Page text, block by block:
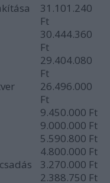
31.101.240
Ft
30.444.360
Ft
29.404.080
Ft
26.496.000
Ft
9.450.000 Ft
9.000.000 Ft
5.590.800 Ft
4.800.000 Ft
3.270.000 Ft
2.388.750 Ft